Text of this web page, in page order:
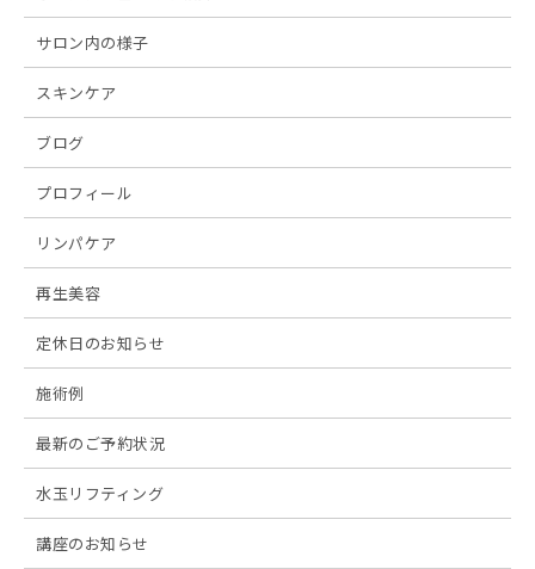
サロン内の様子
スキンケア
ブログ
プロフィール
リンパケア
再生美容
定休日のお知らせ
施術例
最新のご予約状況
水玉リフティング
講座のお知らせ